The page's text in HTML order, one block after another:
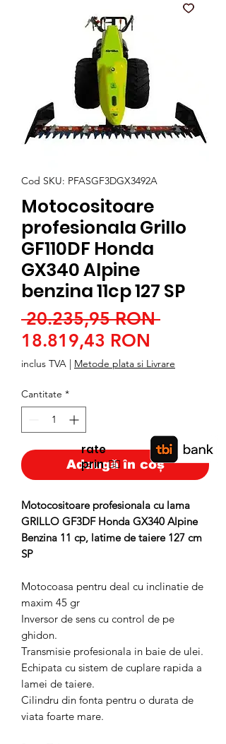
Cod SKU: PFASGF3DGX3492A
Motocositoare
profesionala Grillo
GF110DF Honda
GX340 Alpine
benzina 11cp 127 SP
20.235,95 RON Preț
18.819,43 RON
redus
inclus TVA | Metode plata si Livrare
Cantitate *
Adaugă în coș
Motocositoare profesionala cu lama
GRILLO GF3DF Honda GX340 Alpine
Benzina 11 cp, latime de taiere 127 cm
SP
Motocoasa pentru deal cu inclinatie de
maxim 45 gr
Inversor de sens cu control de pe
ghidon.
Transmisie profesionala in baie de ulei.
Echipata cu sistem de cuplare rapida a
lamei de taiere.
Cilindru din fonta pentru o durata de
viata foarte mare.
rate
prin👉🏿